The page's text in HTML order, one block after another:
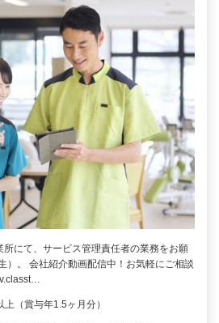
所にて、サービス管理責任者の業務をお願
）。 会社紹介動画配信中！お気軽にご相談
（賞与年1.5ヶ月分）